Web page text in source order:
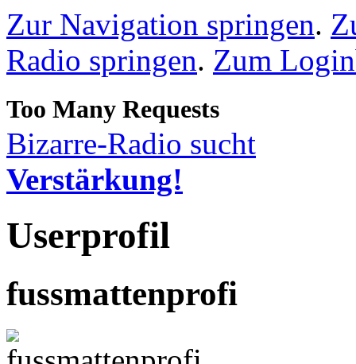
Zur Navigation springen.
Radio springen. Zum
Bizarre-Radio sucht
Verstärkung!
Userprofil
fussmattenprofi